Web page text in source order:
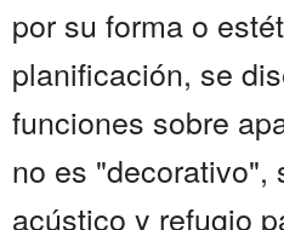
por su forma o
planificación, se
funciones sobre
no es "decorativo",
acústico y refugio